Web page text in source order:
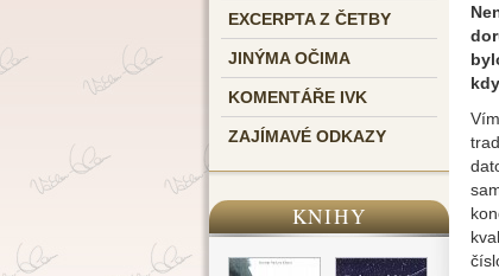
EXCERPTA Z ČETBY
JINÝMA OČIMA
KOMENTÁŘE IVK
ZAJÍMAVÉ ODKAZY
KNIHY